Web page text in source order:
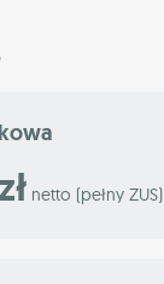
netto (pełny ZUS)